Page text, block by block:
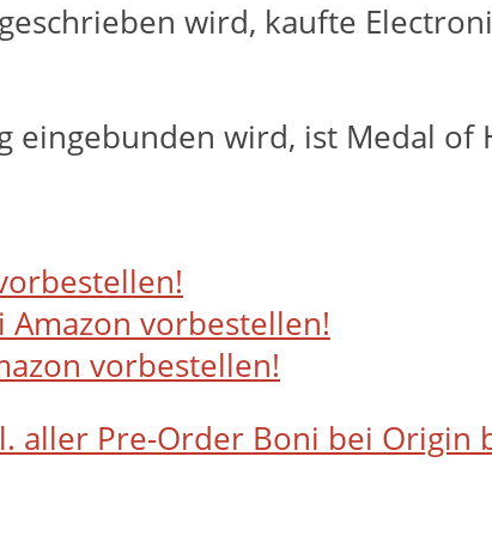
wird, kaufte
eingebunden wird, ist Medal of
vorbestellen!
vorbestellen!
aller Pre-Order Boni bei Origin